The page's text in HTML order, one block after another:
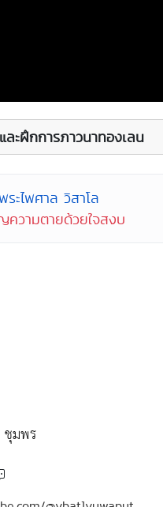
ะฝึกการภาวนาทองเลน
ะไพศาล วิสาโล
วามตายด้วยใจสงบ
มพร